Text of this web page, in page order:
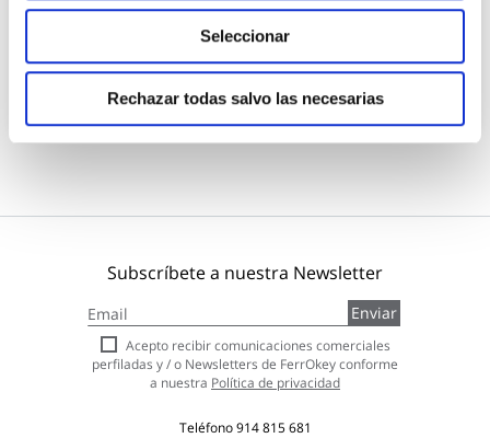
Seleccionar
Rechazar todas salvo las necesarias
114,45 €
Añadir al carrito
Subscríbete a nuestra Newsletter
a
nuestro
boletín
de
Enviar
Acepto recibir comunicaciones comerciales
perfiladas y / o Newsletters de FerrOkey conforme
a nuestra Política de privacidad
Teléfono914 815 681